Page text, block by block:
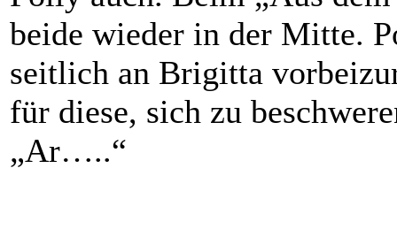
beide wieder in der Mitte.
seitlich an Brigitta
für diese, sich zu
„Ar…..“